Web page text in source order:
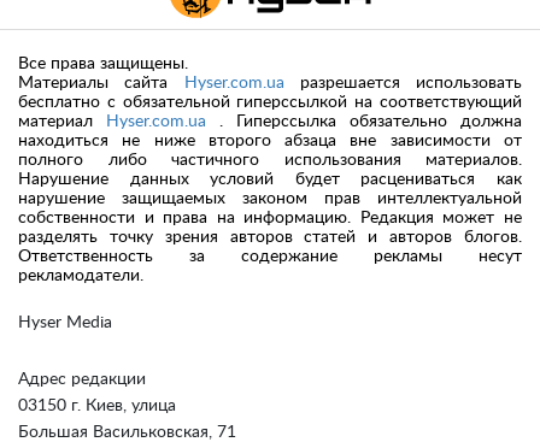
Hyser Media
Адрес редакции
03150 г. Киев, улица
Большая Васильковская, 71
Все права защищены.
Материалы сайта
Hyser.com.ua разрешается использовать
бесплатно с обязательной гиперссылкой на соответствующий
материал
Hyser.com.ua . Гиперссылка обязательно должна
находиться не ниже второго абзаца вне зависимости от
полного либо частичного использования материалов.
Нарушение данных условий будет расцениваться как
нарушение защищаемых законом прав интеллектуальной
собственности и права на информацию. Редакция может не
разделять точку зрения авторов статей и авторов блогов.
Ответственность за содержание рекламы несут
рекламодатели.